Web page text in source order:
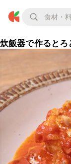
炊飯器で作ると